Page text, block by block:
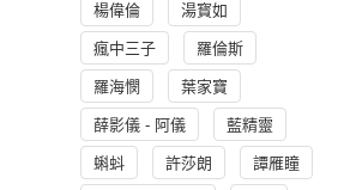
楊偉倫 湯寳如
瘋中三子 羅倫斯
羅海憫 葉家寶
薛影儀 - 阿儀 藍精靈
蝌蚪 許莎朗 譚雁瞳